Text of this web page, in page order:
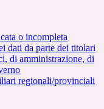
o incompleta
dati da parte dei titolari
di amministrazione, di
regionali/provinciali